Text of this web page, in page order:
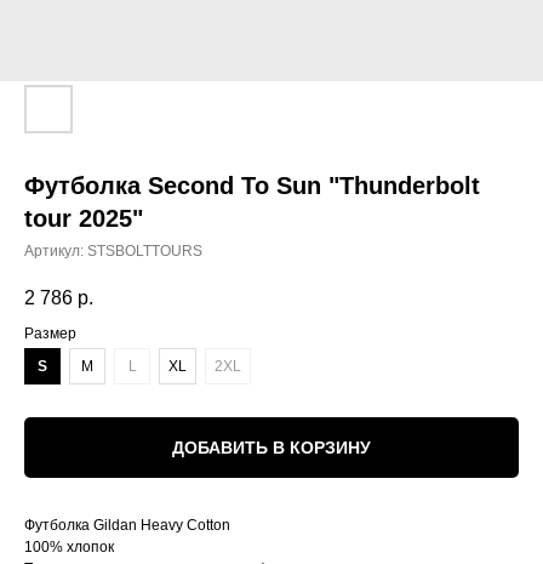
Футболка Second To Sun "Thunderbolt
tour 2025"
Артикул: STSBOLTTOURS
2 786 р.
Размер
S
M L XL 2XL
ДОБАВИТЬ В КОРЗИНУ
Футболка Gildan Heavy Cotton
100% хлопок